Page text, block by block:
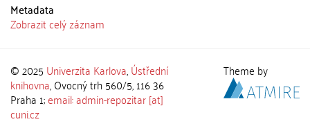
Metadata
Zobrazit celý záznam
© 2025 Univerzita Karlova,Ústřední
knihovna, Ovocný trh 560/5, 116 36
Praha 1;email: admin-repozitar [at]
cuni.cz
Theme by